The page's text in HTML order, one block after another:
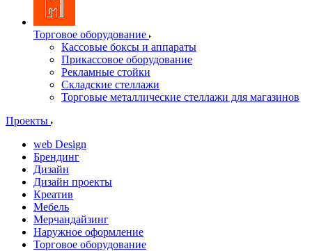
Торговое оборудование
Кассовые боксы и аппараты
Прикассовое оборудование
Рекламные стойки
Складские стеллажи
Торговые металлические стеллажи для магазинов
Проекты
web Design
Брендинг
Дизайн
Дизайн проекты
Креатив
Мебель
Мерчандайзинг
Наружное оформление
Торговое оборудование